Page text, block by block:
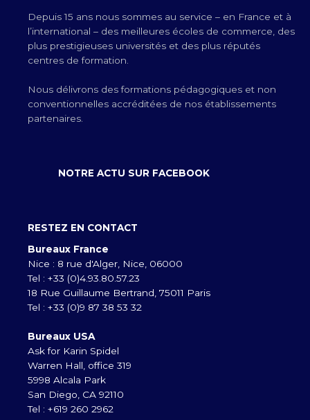
Depuis 15 ans nous sommes au service – en France et à
l’international – des meilleures écoles de commerce, des
plus prestigieuses universités et des plus réputés
centres de formation.
Nous délivrons des formations pédagogiques et non
conventionnelles accréditées de nos établissements
partenaires.
NOTRE ACTU SUR FACEBOOK
RESTEZ EN CONTACT
Bureaux France
Nice : 8 rue d'Alger, Nice, 06000
Tel : +33 (0)4.93.80.57.23
18 Rue Guillaume Bertrand, 75011 Paris
Tel : +33 (0)9 87 38 53 32
Bureaux USA
Ask for Karin Spidel
Warren Hall, office 319
5998 Alcala Park
San Diego, CA 92110
Tel : +619 260 2962